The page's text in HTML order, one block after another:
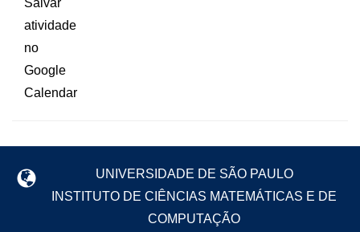
UNIVERSIDADE DE SÃO PAULO
INSTITUTO DE CIÊNCIAS MATEMÁTICAS E DE
COMPUTAÇÃO